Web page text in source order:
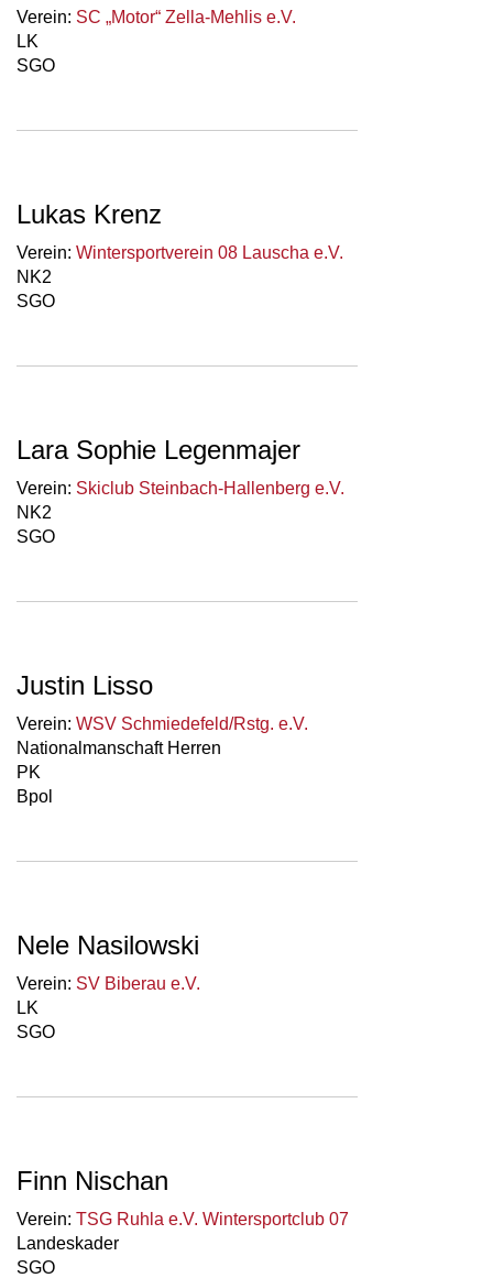
Verein: SC „Motor“ Zella-Mehlis e.V.
LK
SGO
Lukas Krenz
Verein: Wintersportverein 08 Lauscha e.V.
NK2
SGO
Lara Sophie Legenmajer
Verein: Skiclub Steinbach-Hallenberg e.V.
NK2
SGO
Justin Lisso
Verein: WSV Schmiedefeld/Rstg. e.V.
Nationalmanschaft Herren
PK
Bpol
Nele Nasilowski
Verein: SV Biberau e.V.
LK
SGO
Finn Nischan
Verein: TSG Ruhla e.V. Wintersportclub 07
Landeskader
SGO